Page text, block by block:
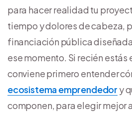
para hacer realidad tu
tiempo y dolores de cabeza,
financiación pública
ese momento. Si recién estás
conviene primero entender
ecosistema emprendedor y
componen, para elegir mejor